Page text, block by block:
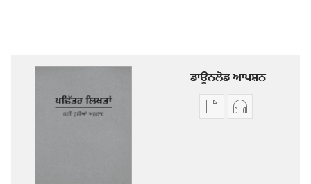
ਡਾਊਨਲੋਡ ਆਪਸ਼ਨ
ਡਿਜੀਟਲਆਡੀਓ